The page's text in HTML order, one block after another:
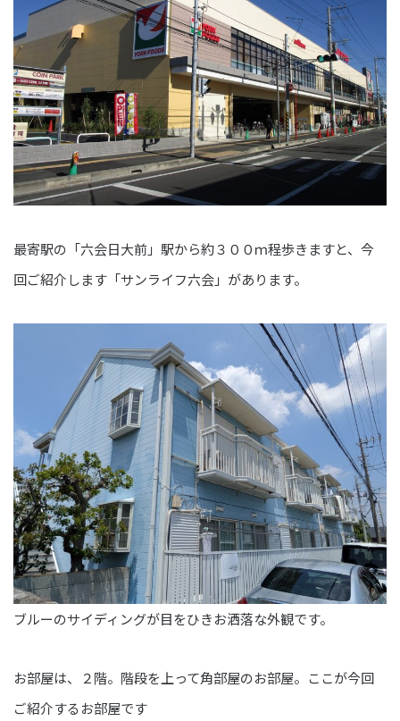
最寄駅の「六会日大前」駅から約３００ｍ程歩きますと、今
回ご紹介します「サンライフ六会」があります。
ブルーのサイディングが目をひきお洒落な外観です。
お部屋は、２階。階段を上って角部屋のお部屋。ここが今回
ご紹介するお部屋です